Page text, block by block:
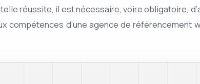
réussite, il est nécessaire, voire obligatoire,
compétences d’une agence de référencement